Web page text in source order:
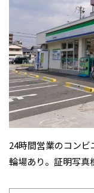
24時間営業のコン
輪場あり。証明写真
小阪合町2丁目《
恩智南町1丁目《
バス・洗面・トイ
味わう
便利
お祭り・神社・仏